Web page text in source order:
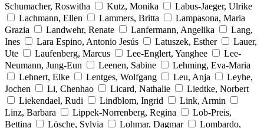
Schumacher, Roswitha
Kutz, Monika
Labus-Jaeger, Ulrike
Lachmann, Ellen
Lammers, Britta
Lampasona, Maria
Grazia
Landwehr, Renate Lanfermann, Angelika
Lang,
Ines
Lara Espino, Antonio Jesús Latuszek, Esther
Lauer,
Ute
Laufenberg, Marcus Lee-Englert, Yanghee
Lee-
Neumann, Jung-Eun
Leenen, Sabine
Lehming, Eva-Maria
Lehnert, Elke
Lentges, Wolfgang Leu, Anja
Leyhe,
Jochen
Li, Chenhao Licard, Nathalie
Liedtke, Norbert
Liekendael, Rudi
Lindblom, Ingrid
Link, Armin
Linz, Barbara
Lippek-Norrenberg, Regina
Lob-Preis,
Bettina
Lösche, Sylvia Lohmar, Dagmar
Lombardo,